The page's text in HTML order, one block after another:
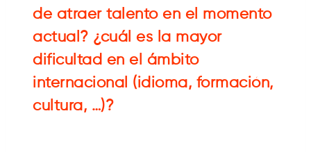
de atraer talento en el momento
actual? ¿cuál es la mayor
dificultad en el ámbito
internacional (idioma, formación,
cultura, …)?